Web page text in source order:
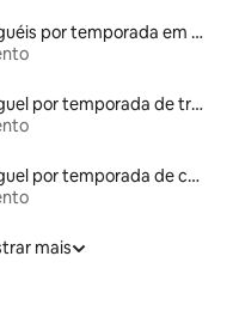
Aluguéis por temporada em hotéis-fazenda
Aluguel por temporada de trullo
Aluguel por temporada de castelos
mais